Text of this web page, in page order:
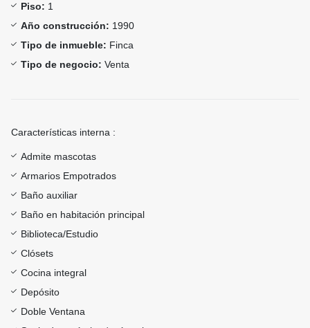
Piso: 1
Año construcción: 1990
Tipo de inmueble: Finca
Tipo de negocio: Venta
Características interna :
Admite mascotas
Armarios Empotrados
Baño auxiliar
Baño en habitación principal
Biblioteca/Estudio
Clósets
Cocina integral
Depósito
Doble Ventana